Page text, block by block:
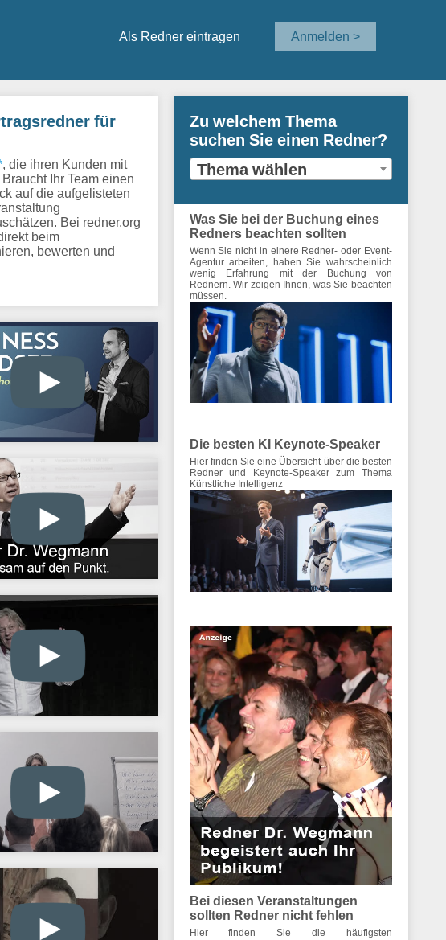
Als Redner eintragen Anmelden >
für
, die ihren Kunden mit
Ihr Team einen
auf die aufgelisteten
Bei redner.org
beim
bewerten und
Zu welchem Thema
suchen Sie einen Redner?
Thema wählen
Was Sie bei der Buchung eines
Redners beachten sollten
Wenn Sie nicht in einere Redner- oder Event-
Agentur arbeiten, haben Sie wahrscheinlich
wenig Erfahrung mit der Buchung von
Rednern. Wir zeigen Ihnen, was Sie beachten
müssen.
Die besten KI Keynote-Speaker
Hier finden Sie eine Übersicht über die besten
Redner und Keynote-Speaker zum Thema
Künstliche Intelligenz
Bei diesen Veranstaltungen
sollten Redner nicht fehlen
Hier finden Sie die häufigsten